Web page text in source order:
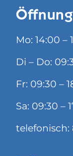
Mo: 14:00 –
Di – Do:
Fr: 09:30 –
Sa: 09:30 –
telefonisch: